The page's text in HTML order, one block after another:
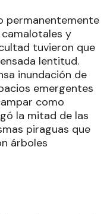
permanentemente
y
tuvieron que
lentitud.
inundación de
emergentes
como
la mitad de las
piraguas que
árboles